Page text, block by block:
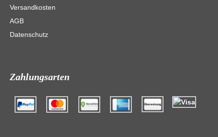
Versandkosten
AGB
Datenschutz
Zahlungsarten